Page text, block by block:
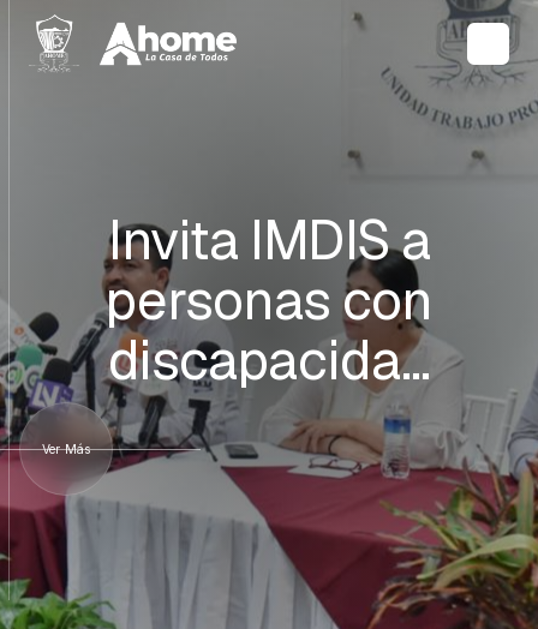
Invita IMDIS a
personas con
discapacida…
Ver Más